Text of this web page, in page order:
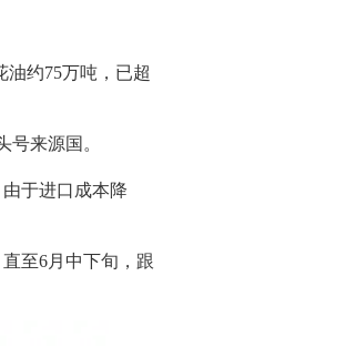
约75万吨，已超
来源国。
于进口成本降
至6月中下旬，跟